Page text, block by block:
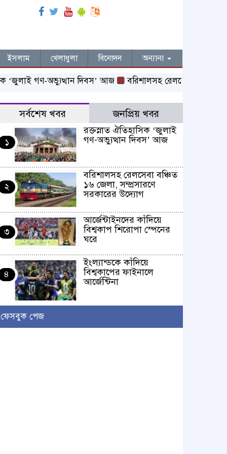
ইসলাম খেলাধুলা বিনোদন অন্যান্য
গণ-অভ্যুত্থান দিবস’ আজ বরিশালসহ রেলসেবা বঞ্চিত ১৬
সর্বশেষ খবর জনপ্রিয় খবর
১
রক্তস্নাত ঐতিহাসিক ‌‘জুলাই
গণ-অভ্যুত্থান দিবস’ আজ
২
বরিশালসহ রেলসেবা বঞ্চিত
১৬ জেলা, সম্প্রসারণে
সরকারের উদ্যোগ
৩
আর্জেন্টাইনদের কাঁদিয়ে
বিশ্বকাপ শিরোপা স্পেনের
ঘরে
৪
ইংল্যান্ডকে কাঁদিয়ে
বিশ্বকাপের ফাইনালে
আর্জেন্টিনা
৫
ফেসবুক পেজ